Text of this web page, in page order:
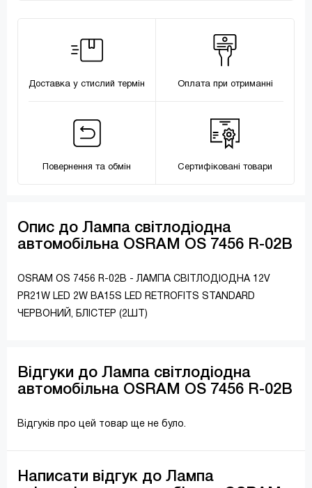
Доставка у стислий термін Оплата при отриманні
Повернення та обмін Сертифіковані товари
Опис до Лампа світлодіодна
автомобільна OSRAM OS 7456 R-02B
OSRAM OS 7456 R-02B - ЛАМПА СВІТЛОДІОДНА 12V
PR21W LED 2W BA15S LED RETROFITS STANDARD
ЧЕРВОНИЙ, БЛІСТЕР (2ШТ)
Відгуки до Лампа світлодіодна
автомобільна OSRAM OS 7456 R-02B
Відгуків про цей товар ще не було.
Написати відгук до Лампа